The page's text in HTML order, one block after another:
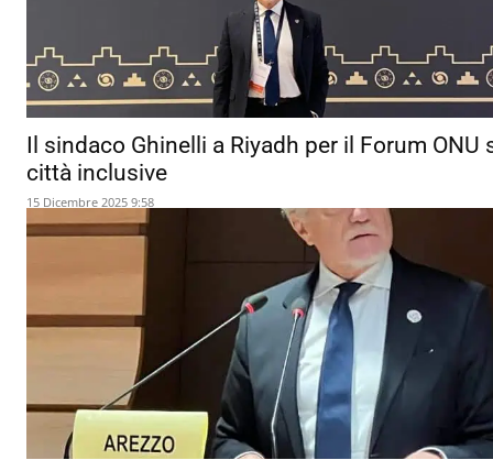
Il sindaco Ghinelli a Riyadh per il Forum ONU
città inclusive
15 Dicembre 2025 9:58